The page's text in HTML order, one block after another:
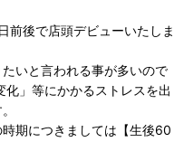
前後で店頭デビューいたしま
いと言われる事が多いので
」等にかかるストレスを出
期につきましては【生後60